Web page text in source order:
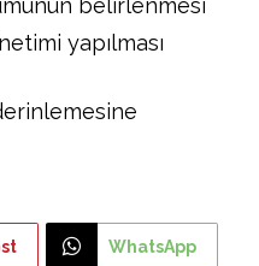
belirlenmesi
yapılması
WhatsApp